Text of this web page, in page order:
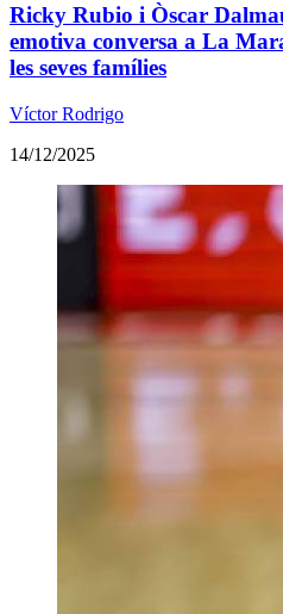
Ricky Rubio i Òscar
emotiva conversa a La
les seves famílies
Víctor Rodrigo
14/12/2025